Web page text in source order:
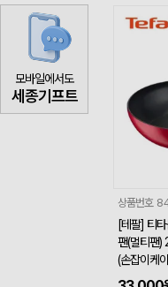
모바일에서도
세종기프트
상품번호
[테팔] 티
팬(멀티팬)
(손잡이케